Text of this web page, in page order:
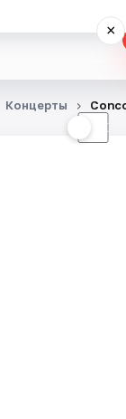
×
☾
Концерты